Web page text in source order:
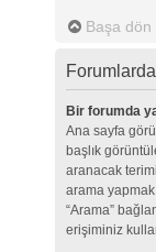
Başa dön
Bir forumda
Ana sayfa
başlık
aranacak
arama
“Arama”
erişiminiz